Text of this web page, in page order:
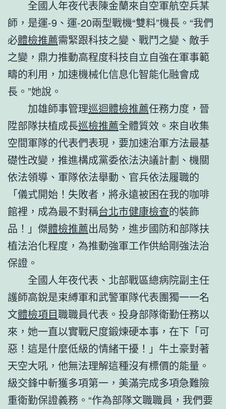
全國人年夜代表陳金蘭來自空軍航空兵某
師，是運-9、運-20兩型戰機“雙料”機長。“我們
必體檢推薦需緊跟科技之變、戰鬥之變、敵手
之變，鼎力推動高程度科技自立自強在軍事範
疇的利用，加速機械化信息化智能化融會成
長。”她說。
加雄師事管理巡迴體檢推薦任務力度，晉
陞部隊扶植成長巡檢推薦全體質效。來自收集
空間軍隊的代表們表現，要加速治軍方法最基
礎性改變，推進構成黨委依法決議計劃、機關
依法領導、軍隊依法舉動、官兵依法履職的
「儀式開始！失敗者，將永遠被困在我的咖啡
館裡，成為最不對稱台北巿健康檢查的裝飾
品！」傑體檢推薦出局勢，進步國防和部隊扶
植法治化程度，為推動強軍工作供給剛強法治
保證。
全國人年夜代表、北部戰區總病院副主任
護師高銳是束縛軍和武警軍隊代表團獨一一名
文體檢項目職職員代表。投身部隊衛勤任務以
來，她一直以實戰尺度鍛煉硬本事，在下「可
惡！這是什麼低級的情緒干擾！」牛土豪對著
天空大吼，他無法理解這種沒有標價的能量。
級交鋒中斬獲多項第一，美滿完成多項急難險
重衛勤保證義務。“作為部隊文職職員，我們要